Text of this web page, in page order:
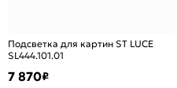
Подсветка для картин ST LUCE
SL444.101.01
7 870₽